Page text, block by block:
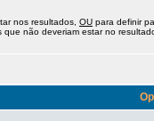
nos resultados, OU para definir
que não deveriam estar no